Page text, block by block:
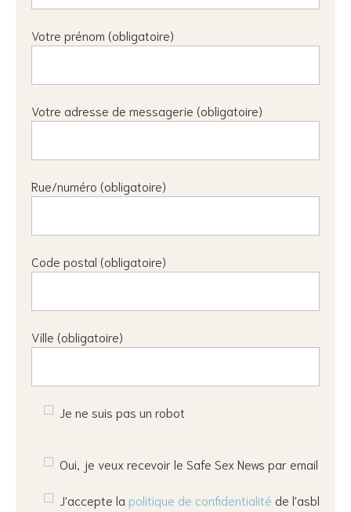
Votre prénom (obligatoire)
Votre adresse de messagerie (obligatoire)
Rue/numéro (obligatoire)
Code postal (obligatoire)
Ville (obligatoire)
Je ne suis pas un robot
Oui, je veux recevoir le Safe Sex News par email
J'accepte la politique de confidentialité de l'asbl